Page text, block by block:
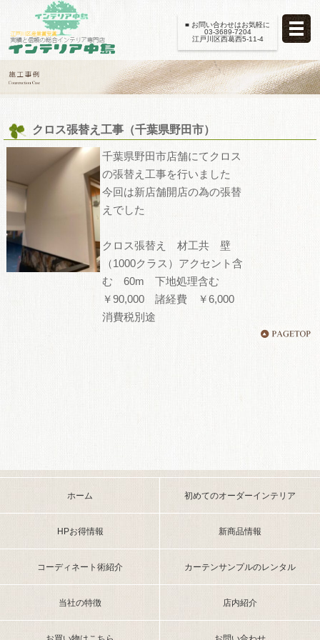
■ お問い合わせはお気軽に
03-3689-7204
江戸川区西葛西5-11-4
クロス張替え工事（千葉県野田市）
千葉県野田市店舗にてクロス
の張替え工事を行いました
今回は新店舗開店の為の張替
えでした
クロス張替え 材工共 壁
（1000クラス）アクセント含
む 60m 下地処理含む
￥90,000 諸経費 ￥6,000
消費税別途
ホーム 初めてのオーダーインテリア
HPお得情報 新商品情報
コーディネート術紹介 カーテンサンプルのレンタル
当社の特徴 店内紹介